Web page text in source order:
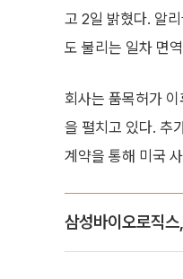
고 2일 밝혔다. 알
도 불리는 일차 면
회사는 품목허가
을 펼치고 있다. 추
계약을 통해 미국
삼성바이오로직